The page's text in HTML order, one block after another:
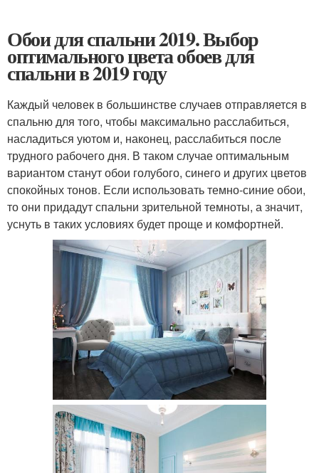
Обои для спальни 2019. Выбор
оптимального цвета обоев для
спальни в 2019 году
Каждый человек в большинстве случаев отправляется в
спальню для того, чтобы максимально расслабиться,
насладиться уютом и, наконец, расслабиться после
трудного рабочего дня. В таком случае оптимальным
вариантом станут обои голубого, синего и других цветов
спокойных тонов. Если использовать темно-синие обои,
то они придадут спальни зрительной темноты, а значит,
уснуть в таких условиях будет проще и комфортней.